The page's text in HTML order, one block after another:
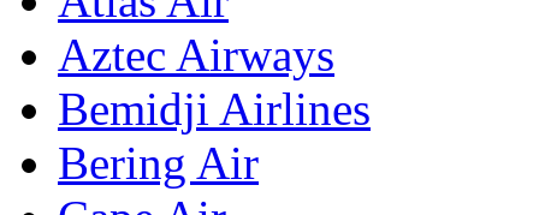
Aztec Airways
Bemidji Airlines
Bering Air